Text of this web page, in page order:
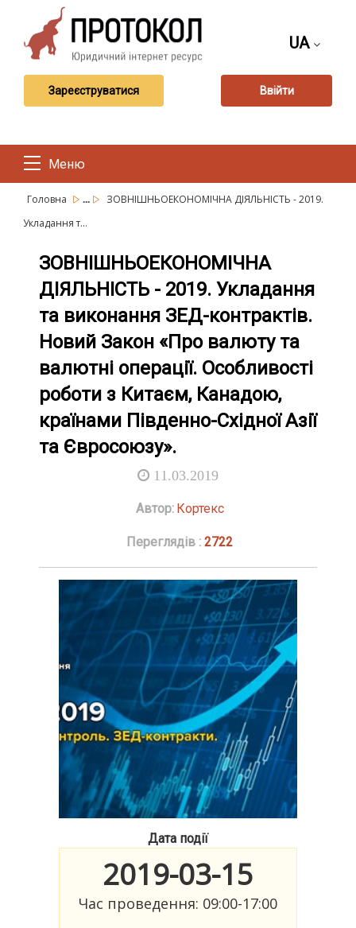
UA
Зареєструватися Ввійти
Меню
Головна ...
ЗОВНІШНЬОЕКОНОМІЧНА ДІЯЛЬНІСТЬ - 2019.
Укладання т...
ЗОВНІШНЬОЕКОНОМІЧНА
ДІЯЛЬНІСТЬ - 2019. Укладання
та виконання ЗЕД-контрактів.
Новий Закон «Про валюту та
валютні операції. Особливості
роботи з Китаєм, Канадою,
країнами Південно-Східної Азії
та Євросоюзу».
11.03.2019
Автор: Кортекс
Переглядів :2722
Дата події
2019-03-15
Час проведення: 09:00-17:00